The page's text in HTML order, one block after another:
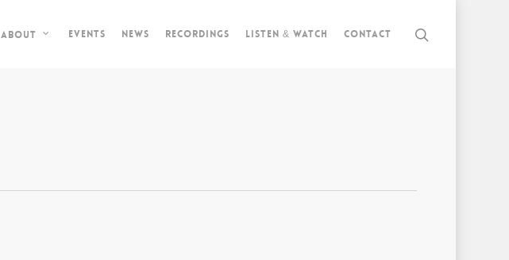
About Events News Recordings Listen & watch Contact